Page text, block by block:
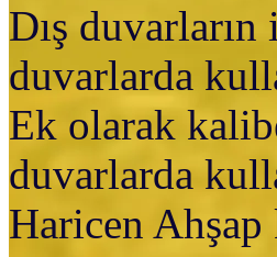
Dış
duvarlarda
Ek olarak
duvarlarda
Haricen